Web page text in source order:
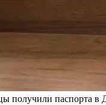
получили паспорта в